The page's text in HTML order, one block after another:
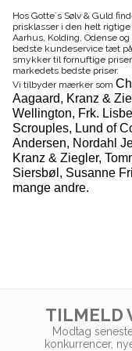
Hos Gotte´s Sølv & Guld
prisklasser i den helt
Aarhus, Kolding, Odense
bedste kundeservice tæt
smykker til fornuftige
markedets bedste priser.
Vi tilbyder mærker som
Aagaard, Kranz &
Wellington, Frk.
Scrouples, Lund of
Andersen, Nordahl
Kranz & Ziegler,
Siersbøl, Susanne
mange andre.
TILMELD
Modtag
konkurrencer,